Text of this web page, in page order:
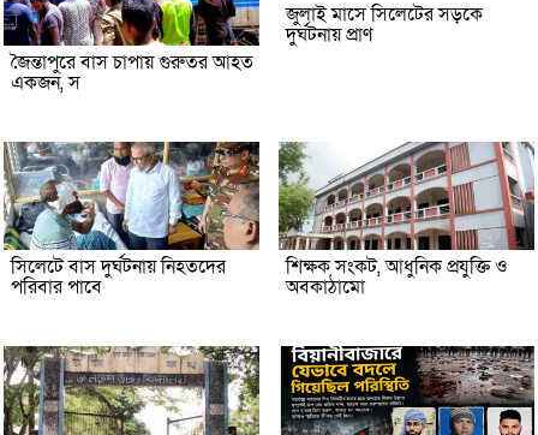
জৈন্তাপুরে বাস চাপায় গুরুতর আহত
একজন, স
জুলাই মাসে সিলেটের সড়কে
দুর্ঘটনায় প্রাণ
সিলেটে বাস দুর্ঘটনায় নিহতদের
পরিবার পাবে
শিক্ষক সংকট, আধুনিক প্রযুক্তি ও
অবকাঠামো